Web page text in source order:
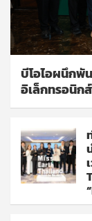
บีโอไอผนึกพั
อิเล็กทรอนิก